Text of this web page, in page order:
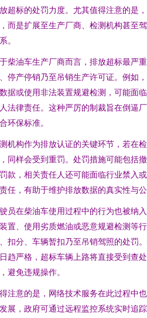
超标的处罚力度。尤其值得注意的是
而是扩展至生产厂商、检测机构甚至
。
柴油车生产厂商而言，排放超标最严
停产停销乃至吊销生产许可证。例如
据或使用非法装置规避检测，可能面
法律责任。这种严厉的制裁旨在倒逼
环保标准。
机构作为排放认证的关键环节，若在
同样会受到重罚。处罚措施可能包括
款，相关责任人还可能面临行业禁入
任，有助于维护排放数据的真实性与
员在柴油车使用过程中的行为也被纳
置、使用劣质燃油或恶意规避检测等
扣分、车辆暂扣乃至吊销驾照的处罚
趋严格，超标车辆上路将直接受到查
避免违规操作。
注意的是，网络技术服务在此过程中
展，政府可通过远程监控系统实时追